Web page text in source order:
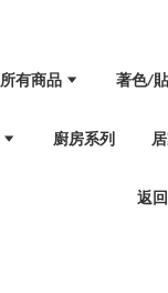
所有商品 著色/
廚房系列
返